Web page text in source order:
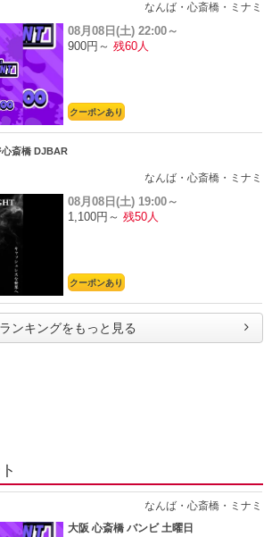
なんば・心斎橋・ミナミ
08月08日(土) 22:00～
900円～ 残60人
クーポンあり
心斎橋 DJBAR
なんば・心斎橋・ミナミ
08月08日(土) 19:00～
1,100円～ 残50人
クーポンあり
ランキングをもっと見る
なんば・心斎橋・ミナミ
大阪 心斎橋 バンビ 土曜日